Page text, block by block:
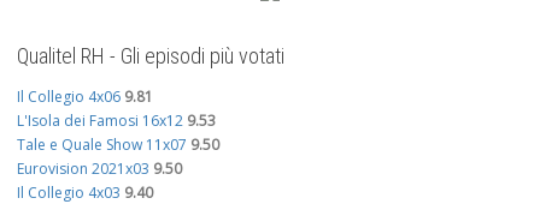
Qualitel RH - Gli episodi più votati
Il Collegio 4x06 9.81
L'Isola dei Famosi 16x12 9.53
Tale e Quale Show 11x07 9.50
Eurovision 2021x03 9.50
Il Collegio 4x03 9.40